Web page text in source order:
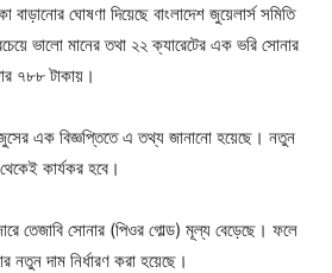
বাড়ানোর ঘোষণা দিয়েছে বাংলাদেশ জুয়েলার্স সমিতি
ভালো মানের তথা ২২ ক্যারেটের এক ভরি সোনার
৭৮৮ টাকায়।
এক বিজ্ঞপ্তিতে এ তথ্য জানানো হয়েছে। নতুন
কার্যকর হবে।
তেজাবি সোনার (পিওর গোল্ড) মূল্য বেড়েছে। ফলে
নতুন দাম নির্ধারণ করা হয়েছে।